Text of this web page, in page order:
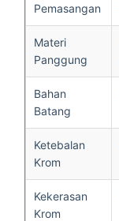
Pemasangan
Materi
Panggung
Bahan
Batang
Ketebalan
Krom
Kekerasan
Krom